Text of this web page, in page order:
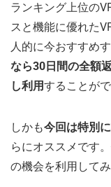
ランキング上位の
スと機能に優れた
人的に今おすすめ
なら30日間の全額
し利用することが
しかも今回は特別
らにオススメです
の機会を利用して